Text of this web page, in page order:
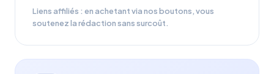
Liens affiliés : en achetant via nos boutons, vous
soutenez la rédaction sans surcoût.